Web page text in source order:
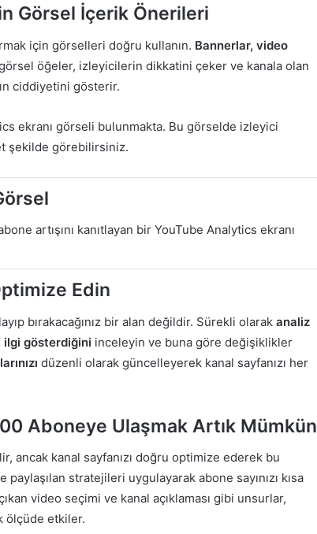
Görsel İçerik Önerileri
için görselleri doğru kullanın. Bannerlar, video
öğeler, izleyicilerin dikkatini çeker ve kanala olan
ciddiyetini gösterir.
ekranı görseli bulunmakta. Bu görselde izleyici
şekilde görebilirsiniz.
artışını kanıtlayan bir YouTube Analytics ekranı
Edin
bırakacağınız bir alan değildir. Sürekli olarak analiz
ilgi gösterdiğini inceleyin ve buna göre değişiklikler
düzenli olarak güncelleyerek kanal sayfanızı her
Aboneye Ulaşmak Artık Mümkün
ancak kanal sayfanızı doğru optimize ederek bu
stratejileri uygulayarak abone sayınızı kısa
video seçimi ve kanal açıklaması gibi unsurlar,
ölçüde etkiler.